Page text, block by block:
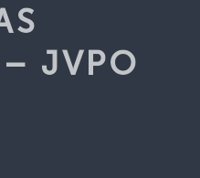
– JVPO